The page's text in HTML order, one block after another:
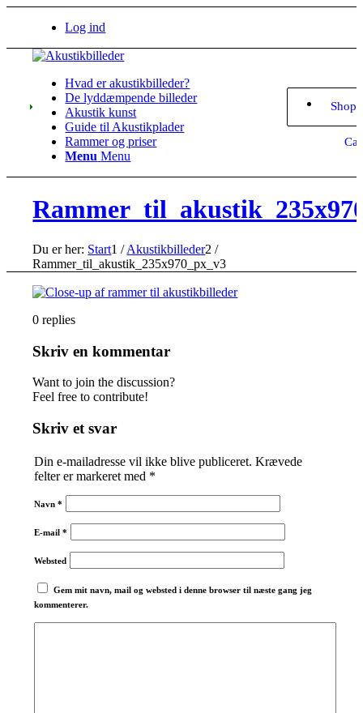
Log ind
Hvad er akustikbilleder?
De lyddæmpende billeder
Akustik kunst
Guide til Akustikplader
Rammer og priser
Menu Menu
Du er her: Start1 / Akustikbilleder2 /
Rammer_til_akustik_235x970_px_v3
0 replies
Skriv en kommentar
Want to join the discussion?
Feel free to contribute!
Skriv et svar
Din e-mailadresse vil ikke blive publiceret. Krævede
felter er markeret med *
Navn*
E-mail*
Websted
Gem mit navn, mail og websted i denne browser til næste gang jeg
kommenterer.